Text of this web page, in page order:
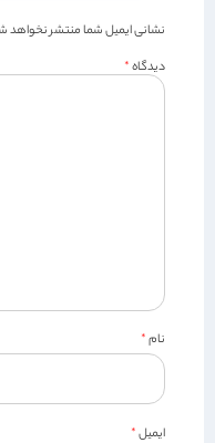
نشانی ایمیل شما منتشر نخواهد شد.
دیدگاه*
نام*
ایمیل*